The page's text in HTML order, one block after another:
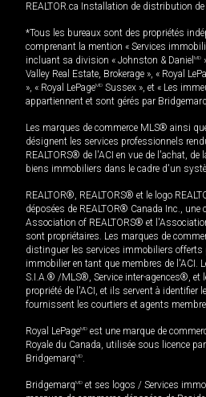
REALTOR.ca Installation de distribution
*Tous les bureaux sont des propriétés
comprenant la mention « Services
incluant sa division « Johnston & Daniel MD
Valley Real Estate, Brokerage », « Royal
», « Royal LePageMD Sussex », et « Les
appartiennent et sont gérés par
Les marques de commerce MLS® ainsi
désignent les services professionnels
REALTORS® de l'ACI en vue de l'achat, de
biens immobiliers dans le cadre d'un
REALTOR®, REALTORS® et le logo
déposées de REALTOR® Canada Inc., une
Association of REALTORS® et
sont propriétaires. Les marques de
distinguer les services immobiliers offerts
immobilier en tant que membres de l'ACI.
S.I.A.® /MLS®, Service inter-agences®, et
propriété de l'ACI, et ils servent à identifier
fournissent les courtiers et agents
Royal LePageMD est une marque de
Royale du Canada, utilisée sous licence
BridgemarqMD.
BridgemarqMD et ses logos / Services